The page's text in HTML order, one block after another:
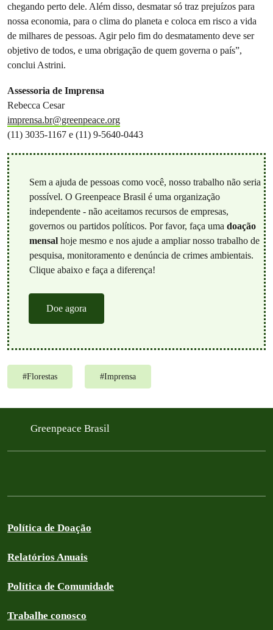
chegando perto dele. Além disso, desmatar só traz prejuízos para
nossa economia, para o clima do planeta e coloca em risco a vida
de milhares de pessoas. Agir pelo fim do desmatamento deve ser
objetivo de todos, e uma obrigação de quem governa o país”,
conclui Astrini.
Assessoria de Imprensa
Rebecca Cesar
imprensa.br@greenpeace.org
(11) 3035-1167 e (11) 9-5640-0443
Sem a ajuda de pessoas como você, nosso trabalho não seria
possível. O Greenpeace Brasil é uma organização
independente - não aceitamos recursos de empresas,
governos ou partidos políticos. Por favor, faça uma doação
mensalhoje mesmo e nos ajude a ampliar nosso trabalho de
pesquisa, monitoramento e denúncia de crimes ambientais.
Clique abaixo e faça a diferença!
Doe agora
#Florestas #Imprensa
Greenpeace Brasil
Política de Doação
Relatórios Anuais
Política de Comunidade
Trabalhe conosco